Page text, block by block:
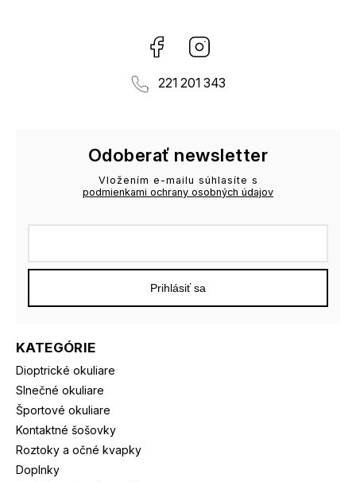
Facebook
221 201 343
KATEGÓRIE
Dioptrické okuliare
Slnečné okuliare
Športové okuliare
Kontaktné šošovky
Roztoky a očné kvapky
Doplnky
Odoberať newsletter
Vložením e-mailu súhlasíte s
podmienkami ochrany osobných údajov
Prihlásiť sa